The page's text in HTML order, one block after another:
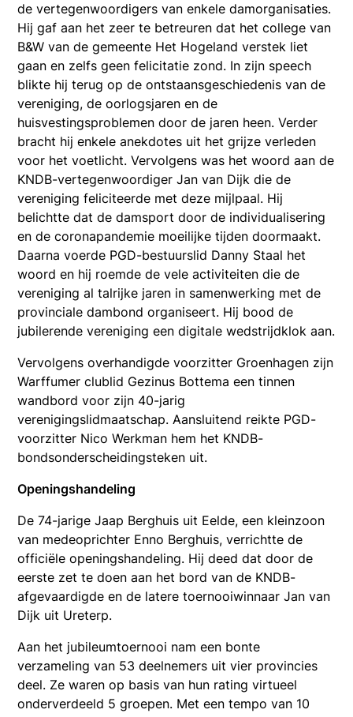
de vertegenwoordigers van enkele damorganisaties.
Hij gaf aan het zeer te betreuren dat het college van
B&W van de gemeente Het Hogeland verstek liet
gaan en zelfs geen felicitatie zond. In zijn speech
blikte hij terug op de ontstaansgeschiedenis van de
vereniging, de oorlogsjaren en de
huisvestingsproblemen door de jaren heen. Verder
bracht hij enkele anekdotes uit het grijze verleden
voor het voetlicht. Vervolgens was het woord aan de
KNDB-vertegenwoordiger Jan van Dijk die de
vereniging feliciteerde met deze mijlpaal. Hij
belichtte dat de damsport door de individualisering
en de coronapandemie moeilijke tijden doormaakt.
Daarna voerde PGD-bestuurslid Danny Staal het
woord en hij roemde de vele activiteiten die de
vereniging al talrijke jaren in samenwerking met de
provinciale dambond organiseert. Hij bood de
jubilerende vereniging een digitale wedstrijdklok aan.
Vervolgens overhandigde voorzitter Groenhagen zijn
Warffumer clublid Gezinus Bottema een tinnen
wandbord voor zijn 40-jarig
verenigingslidmaatschap. Aansluitend reikte PGD-
voorzitter Nico Werkman hem het KNDB-
bondsonderscheidingsteken uit.
Openingshandeling
De 74-jarige Jaap Berghuis uit Eelde, een kleinzoon
van medeoprichter Enno Berghuis, verrichtte de
officiële openingshandeling. Hij deed dat door de
eerste zet te doen aan het bord van de KNDB-
afgevaardigde en de latere toernooiwinnaar Jan van
Dijk uit Ureterp.
Aan het jubileumtoernooi nam een bonte
verzameling van 53 deelnemers uit vier provincies
deel. Ze waren op basis van hun rating virtueel
onderverdeeld 5 groepen. Met een tempo van 10